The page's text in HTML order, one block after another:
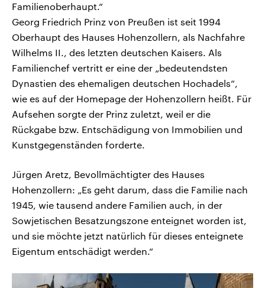
Familienoberhaupt.“
Georg Friedrich Prinz von Preußen ist seit 1994
Oberhaupt des Hauses Hohenzollern, als Nachfahre
Wilhelms II., des letzten deutschen Kaisers. Als
Familienchef vertritt er eine der „bedeutendsten
Dynastien des ehemaligen deutschen Hochadels“,
wie es auf der Homepage der Hohenzollern heißt. Für
Aufsehen sorgte der Prinz zuletzt, weil er die
Rückgabe bzw. Entschädigung von Immobilien und
Kunstgegenständen forderte.
Jürgen Aretz, Bevollmächtigter des Hauses
Hohenzollern: „Es geht darum, dass die Familie nach
1945, wie tausend andere Familien auch, in der
Sowjetischen Besatzungszone enteignet worden ist,
und sie möchte jetzt natürlich für dieses enteignete
Eigentum entschädigt werden.“